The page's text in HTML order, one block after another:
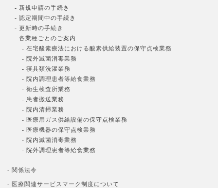
- 新規申請の手続き
- 認定期間中の手続き
- 更新時の手続き
- 各業種ごとのご案内
- 在宅酸素療法における酸素供給装置の保守点検業務
- 院外滅菌消毒業務
- 寝具類洗濯業務
- 院内調理患者等給食業務
- 衛生検査所業務
- 患者搬送業務
- 院内清掃業務
- 医療用ガス供給設備の保守点検業務
- 医療機器の保守点検業務
- 院内滅菌消毒業務
- 院外調理患者等給食業務
- 関係法令
- 医療関連サービスマーク制度について